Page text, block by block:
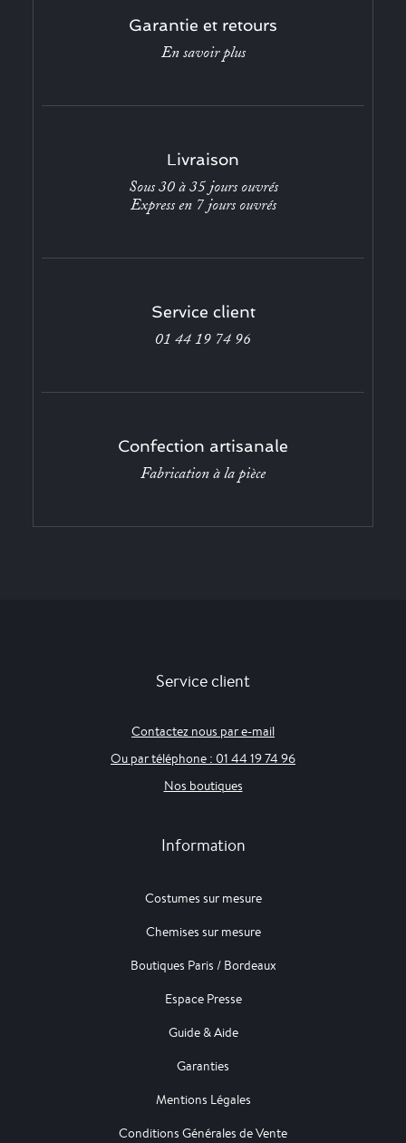
Garantie et retours
En savoir plus
Livraison
Sous 30 à 35 jours ouvrés
Express en 7 jours ouvrés
Service client
01 44 19 74 96
Confection artisanale
Fabrication à la pièce
Service client
Contactez nous par e-mail
Ou par téléphone : 01 44 19 74 96
Nos boutiques
Information
Costumes sur mesure
Chemises sur mesure
Boutiques Paris / Bordeaux
Espace Presse
Guide & Aide
Garanties
Mentions Légales
Conditions Générales de Vente